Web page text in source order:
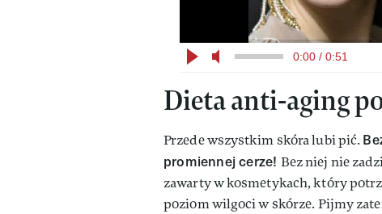
0:00 / 0:51
Dieta anti-aging
Przede wszystkim skóra lubi pić.
promiennej cerze! Bez niej nie
zawarty w kosmetykach, który
poziom wilgoci w skórze. Pijmy